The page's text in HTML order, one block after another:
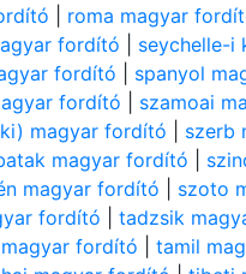
roma magyar
fordító seychelle-i
fordító spanyol
fordító szamoai
magyar fordító szerb
magyar fordító
magyar fordító szoto
fordító |tadzsik
fordító |tamil